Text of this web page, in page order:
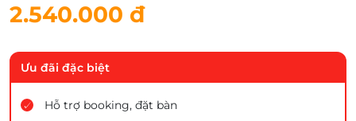
2.540.000 đ
Ưu đãi đặc biệt
Hỗ trợ booking, đặt bàn